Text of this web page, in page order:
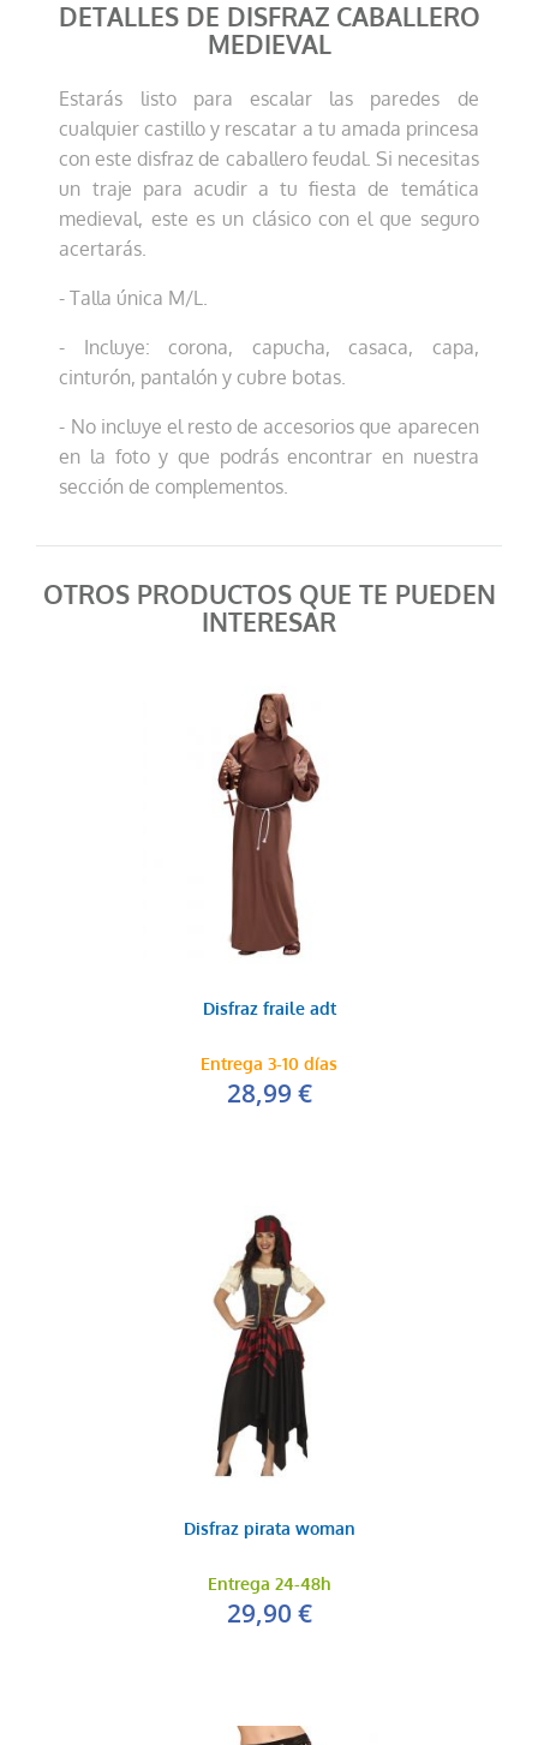
DETALLES DE DISFRAZ CABALLERO
MEDIEVAL
Estarás listo para escalar las paredes de
cualquier castillo y rescatar a tu amada princesa
con este disfraz de caballero feudal. Si necesitas
un traje para acudir a tu fiesta de temática
medieval, este es un clásico con el que seguro
acertarás.
- Talla única M/L.
- Incluye: corona, capucha, casaca, capa,
cinturón, pantalón y cubre botas.
- No incluye el resto de accesorios que aparecen
en la foto y que podrás encontrar en nuestra
sección de complementos.
OTROS PRODUCTOS QUE TE PUEDEN
INTERESAR
Disfraz fraile adt
Entrega 3-10 días
28,99 €
Disfraz pirata woman
Entrega 24-48h
29,90 €